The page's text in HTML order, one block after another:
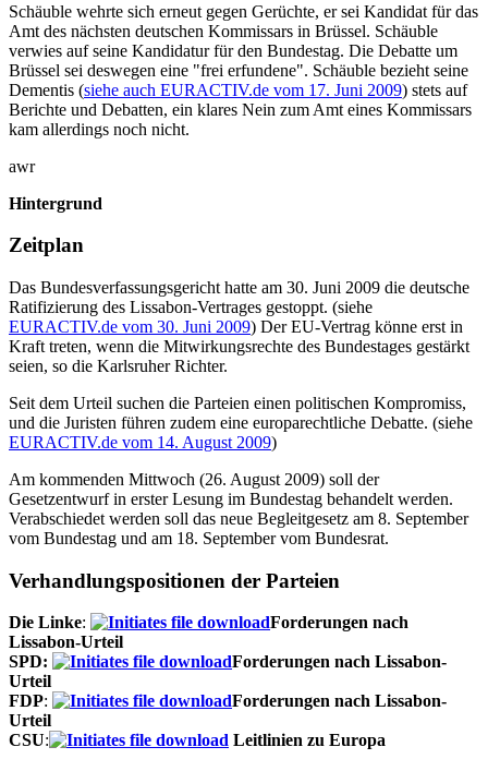
Schäuble wehrte sich erneut gegen Gerüchte, er sei Kandidat für das
Amt des nächsten deutschen Kommissars in Brüssel. Schäuble
verwies auf seine Kandidatur für den Bundestag. Die Debatte um
Brüssel sei deswegen eine "frei erfundene". Schäuble bezieht seine
Dementis (siehe auch EURACTIV.de vom 17. Juni 2009) stets auf
Berichte und Debatten, ein klares Nein zum Amt eines Kommissars
kam allerdings noch nicht.
awr
Hintergrund
Zeitplan
Das Bundesverfassungsgericht hatte am 30. Juni 2009 die deutsche
Ratifizierung des Lissabon-Vertrages gestoppt. (siehe
EURACTIV.de vom 30. Juni 2009) Der EU-Vertrag könne erst in
Kraft treten, wenn die Mitwirkungsrechte des Bundestages gestärkt
seien, so die Karlsruher Richter.
Seit dem Urteil suchen die Parteien einen politischen Kompromiss,
und die Juristen führen zudem eine europarechtliche Debatte. (siehe
EURACTIV.de vom 14. August 2009)
Am kommenden Mittwoch (26. August 2009) soll der
Gesetzentwurf in erster Lesung im Bundestag behandelt werden.
Verabschiedet werden soll das neue Begleitgesetz am 8. September
vom Bundestag und am 18. September vom Bundesrat.
Verhandlungspositionen der Parteien
Die Linke:
Forderungen nach
Lissabon-Urteil
SPD:
Forderungen nach Lissabon-
Urteil
FDP:
Forderungen nach Lissabon-
Urteil
CSU: Leitlinien zu Europa